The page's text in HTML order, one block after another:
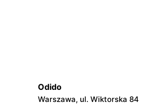
Odido
Warszawa, ul. Wiktorska 84